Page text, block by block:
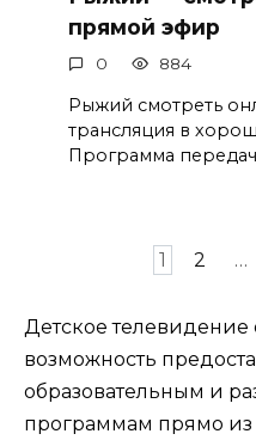
прямой эфир
0 884
Рыжий смотреть
трансляция в
Программа передач
1 2 …
Детское телевидение
возможность
образовательным и
программам прямо